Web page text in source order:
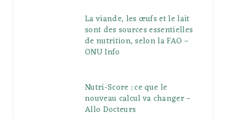
La viande, les œufs et le lait
sont des sources essentielles
de nutrition, selon la FAO –
ONU Info
Nutri-Score : ce que le
nouveau calcul va changer –
Allo Docteurs